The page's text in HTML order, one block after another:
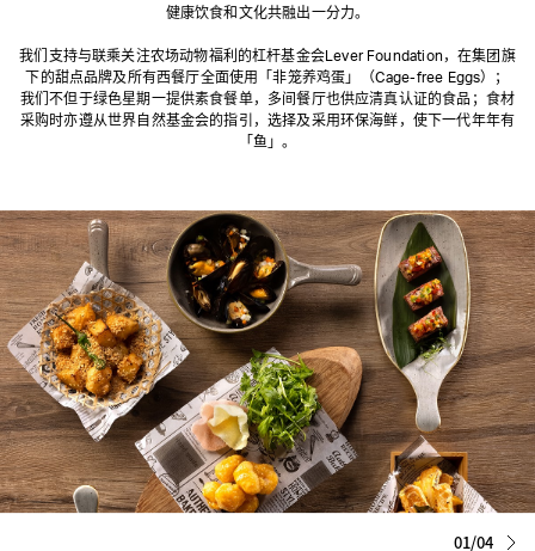
健康饮食和文化共融出一分力。
我们支持与联乘关注农场动物福利的杠杆基金会Lever Foundation，在集团旗
下的甜点品牌及所有西餐厅全面使用「非笼养鸡蛋」（Cage-free Eggs）；
我们不但于绿色星期一提供素食餐单，多间餐厅也供应清真认证的食品；食材
采购时亦遵从世界自然基金会的指引，选择及采用环保海鲜，使下一代年年有
「鱼」。
01/04